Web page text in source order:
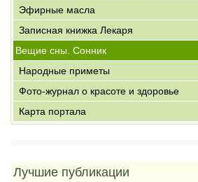
Эфирные масла
Записная книжка Лекаря
Вещие сны. Сонник
Народные приметы
Фото-журнал о красоте и здоровье
Карта портала
Лучшие публикации